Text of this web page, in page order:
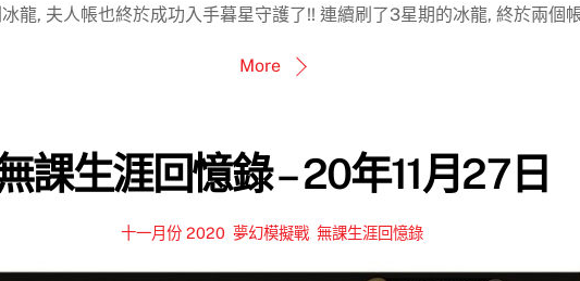
龍, 夫人帳也終於成功入手暮星守護了!! 連續刷了3星期的冰龍, 終於兩個
More
課生涯回憶錄 – 20年11月27日
十一月份 2020 夢幻模擬戰, 無課生涯回憶錄